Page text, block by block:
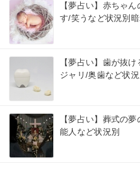
【夢占い】赤ちゃ
す/笑うなど状況別
【夢占い】歯が抜
ジャリ/奥歯など状
【夢占い】葬式の
能人など状況別